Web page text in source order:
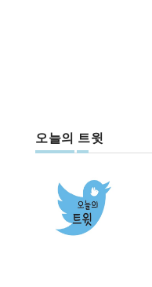
오늘의 트윗